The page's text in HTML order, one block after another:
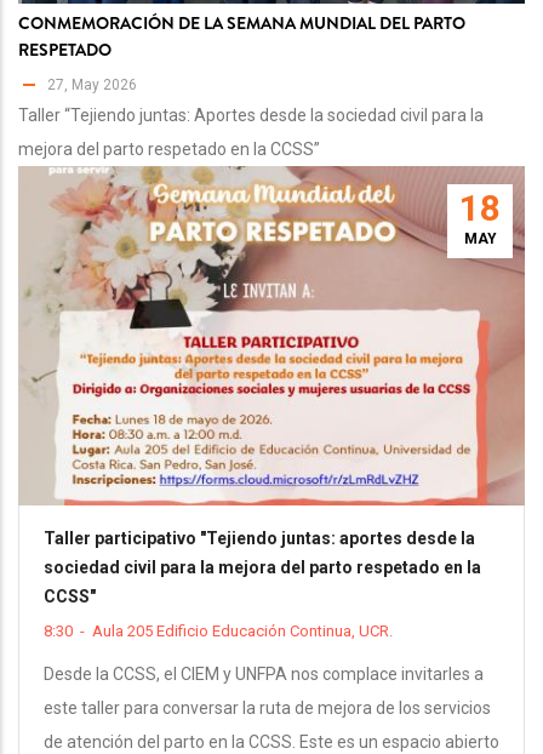
CONMEMORACIÓN DE LA SEMANA MUNDIAL DEL PARTO
RESPETADO
27, May 2026
Taller “Tejiendo juntas: Aportes desde la sociedad civil para la
mejora del parto respetado en la CCSS”
18
MAY
Taller participativo "Tejiendo juntas: aportes desde la
sociedad civil para la mejora del parto respetado en la
CCSS"
8:30 - Aula 205 Edificio Educación Continua, UCR.
Desde la CCSS, el CIEM y UNFPA nos complace invitarles a
este taller para conversar la ruta de mejora de los servicios
de atención del parto en la CCSS. Este es un espacio abierto